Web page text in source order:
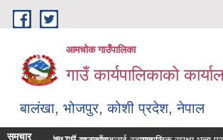
Skip to main content
आमचोक गाउँपालिका
गाउँ कार्यपालिकाको
बालंखा, भोजपुर, कोशी प्रदेश, नेपाल
समचार